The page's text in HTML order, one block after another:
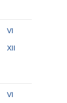
VI
XII
VI